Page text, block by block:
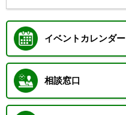
イベントカレンダー
相談窓口